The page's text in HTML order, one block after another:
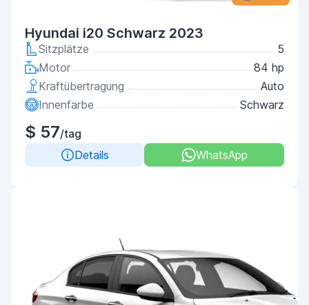
Hyundai i20 Schwarz 2023
Sitzplätze
5
Motor
84 hp
Kraftübertragung
Auto
Innenfarbe
Schwarz
$ 57/tag
Details
WhatsApp